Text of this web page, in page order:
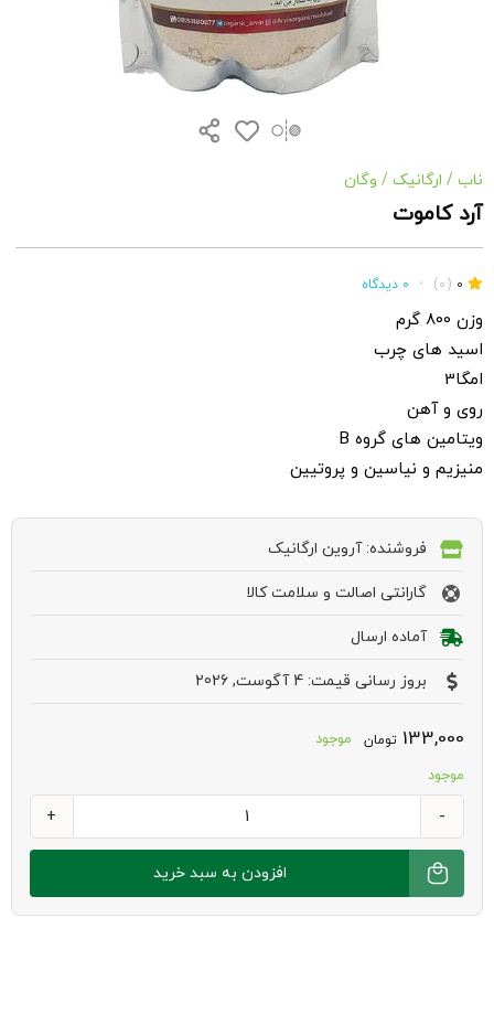
ناب / ارگانیک / وگان
آرد کاموت
0
(0)
• 0 دیدگاه
وزن 800 گرم
اسید های چرب
امگا3
روی و آهن
ویتامین های گروه B
منیزیم و نیاسین و پروتیین
فروشنده: آروین ارگانیک
گارانتی اصالت و سلامت کالا
آماده ارسال
بروز رسانی قیمت: 4 آگوست, 2026
133,000 تومان
موجود
موجود
عدد
افزودن به سبد خرید